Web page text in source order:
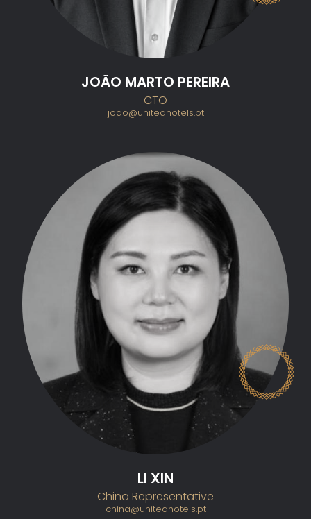
JOÃO MARTO PEREIRA
CTO
joao@unitedhotels.pt
LI XIN
China Representative
china@unitedhotels.pt